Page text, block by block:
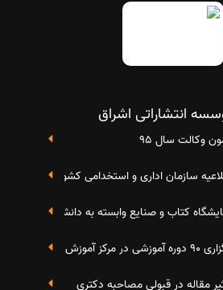
انتشاراتی اشراق
وکالت سال 95
سازمان اداری و استخدامی کشور در خصوص
کتاب و صنایع وابسته به دانشگاه صنعتی شریف 4 الی 8 مهر
مرکز آموزش فرهنگی دانشگاه علامه
مقاله در قبولی مصاحبه دکتری